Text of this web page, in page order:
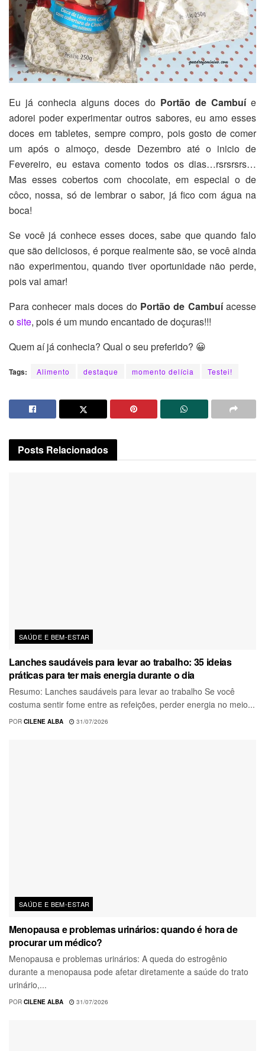
Eu já conhecia alguns doces do Portão de Cambuíe
adorei poder experimentar outros sabores, eu amo esses
doces em tabletes, sempre compro, pois gosto de comer
um após o almoço, desde Dezembro até o inicio de
Fevereiro, eu estava comento todos os dias…rsrsrsrs…
Mas esses cobertos com chocolate, em especial o de
côco, nossa, só de lembrar o sabor, já fico com água na
boca!
Se você já conhece esses doces, sabe que quando falo
que são deliciosos, é porque realmente são, se você ainda
não experimentou, quando tiver oportunidade não perde,
pois vai amar!
Para conhecer mais doces do Portão de Cambuíacesse
osite, pois é um mundo encantado de doçuras!!!
Quem aí já conhecia? Qual o seu preferido? 😀
Tags: Alimento destaque momento delícia Testei!
Posts Relacionados
SAÚDE E BEM-ESTAR
Lanches saudáveis para levar ao trabalho: 35 ideias
práticas para ter mais energia durante o dia
Resumo: Lanches saudáveis para levar ao trabalho Se você
costuma sentir fome entre as refeições, perder energia no meio...
POR CILENE ALBA 31/07/2026
SAÚDE E BEM-ESTAR
Menopausa e problemas urinários: quando é hora de
procurar um médico?
Menopausa e problemas urinários: A queda do estrogênio
durante a menopausa pode afetar diretamente a saúde do trato
urinário,...
POR CILENE ALBA 31/07/2026